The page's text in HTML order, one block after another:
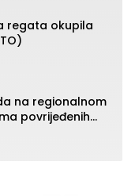
regata okupila
na regionalnom
povrijeđenih